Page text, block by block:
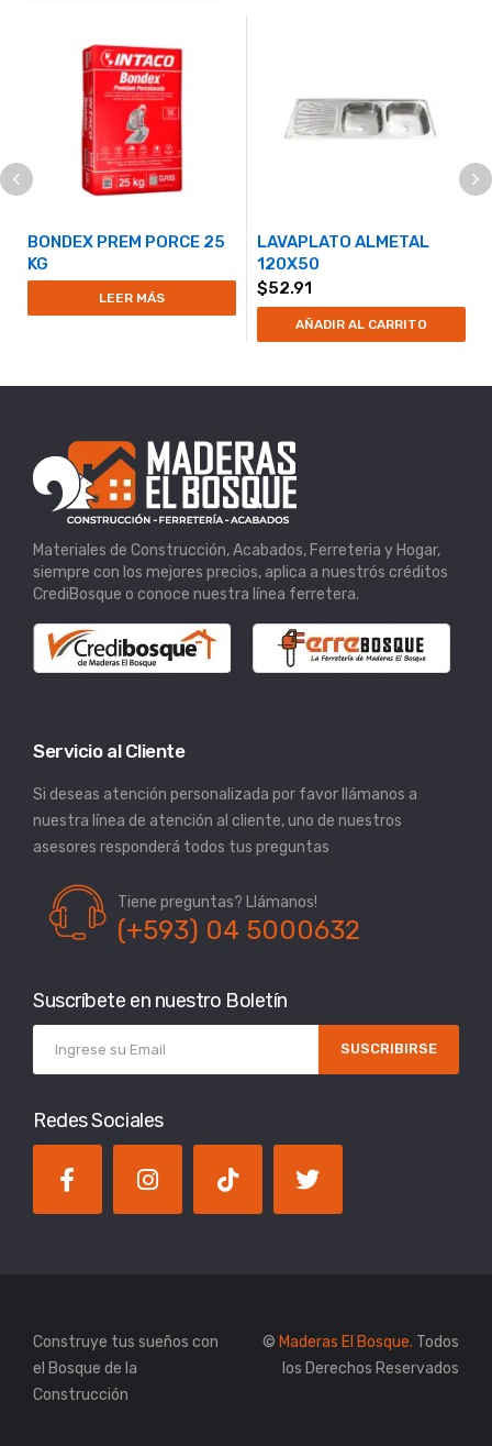
BONDEX PREM PORCE 25
KG
LEER MÁS
LAVAPLATO ALMETAL
120X50
$52.91
AÑADIR AL CARRITO
Materiales de Construcción, Acabados, Ferreteria y Hogar,
siempre con los mejores precios, aplica a nuestrós créditos
CrediBosque o conoce nuestra línea ferretera.
Servicio al Cliente
Si deseas atención personalizada por favor llámanos a
nuestra línea de atención al cliente, uno de nuestros
asesores responderá todos tus preguntas
Tiene preguntas? Llámanos!
(+593) 04 5000632
Suscríbete en nuestro Boletín
SUSCRIBIRSE
Redes Sociales
Construye tus sueños con
el Bosque de la
Construcción
© Maderas El Bosque. Todos
los Derechos Reservados